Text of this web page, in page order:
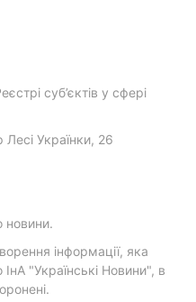
суб’єктів у сфері
Українки, 26
новини.
інформації, яка
"Українські Новини", в